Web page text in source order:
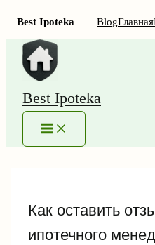
Best Ipoteka BlogГлавная
Перейти
содержимому
Best Ipoteka
MAIN
MENU
Как оставить
ипотечного